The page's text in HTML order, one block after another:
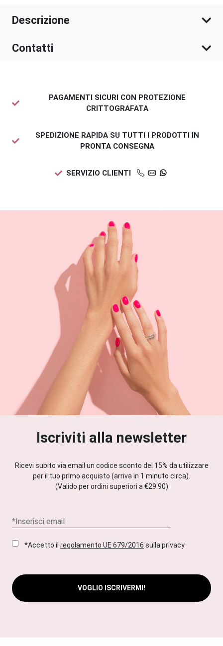
Descrizione
Contatti
PAGAMENTI SICURI CON PROTEZIONE
CRITTOGRAFATA
SPEDIZIONE RAPIDA SU TUTTI I PRODOTTI IN
PRONTA CONSEGNA
SERVIZIO CLIENTI
Iscriviti alla newsletter
Ricevi subito via email un codice sconto del 15% da utilizzare
per il tuo primo acquisto (arriva in 1 minuto circa).
(Valido per ordini superiori a €29.90)
*Accetto il regolamento UE 679/2016 sulla privacy
VOGLIO ISCRIVERMI!